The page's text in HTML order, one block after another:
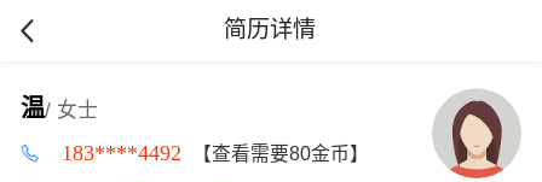
简历详情
温/ 女士
183****4492 【查看需要80金币】